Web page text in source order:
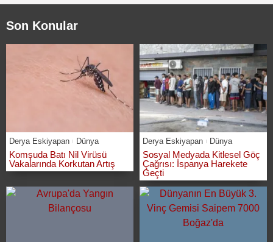
Son Konular
Derya Eskiyapan Dünya
Komşuda Batı Nil Virüsü
Vakalarında Korkutan Artış
Derya Eskiyapan Dünya
Sosyal Medyada Kitlesel Göç
Çağrısı: İspanya Harekete
Geçti